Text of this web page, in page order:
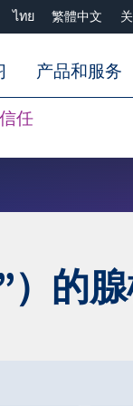
ไทย 繁體中文
任
产品和服务
）的